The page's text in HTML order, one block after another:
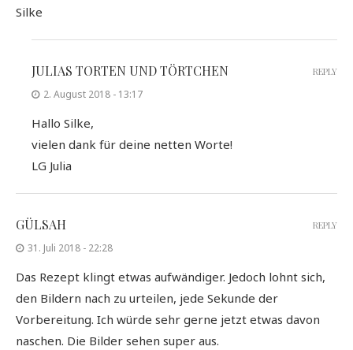
Silke
JULIAS TORTEN UND TÖRTCHEN
2. August 2018 - 13:17
Hallo Silke,
vielen dank für deine netten Worte!
LG Julia
REPLY
GÜLSAH
31. Juli 2018 - 22:28
Das Rezept klingt etwas aufwändiger. Jedoch lohnt sich,
den Bildern nach zu urteilen, jede Sekunde der
Vorbereitung. Ich würde sehr gerne jetzt etwas davon
naschen. Die Bilder sehen super aus.
REPLY